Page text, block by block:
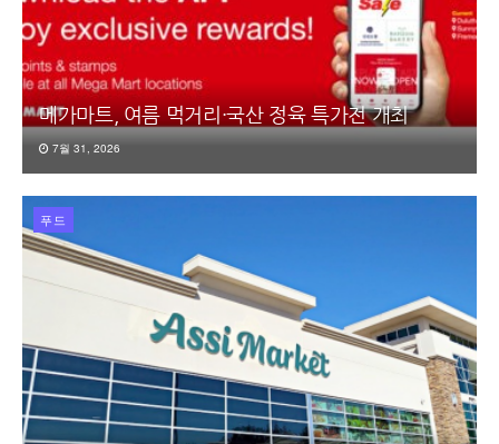
메가마트, 여름 먹거리·국산 정육 특가전 개최
7월 31, 2026
푸드